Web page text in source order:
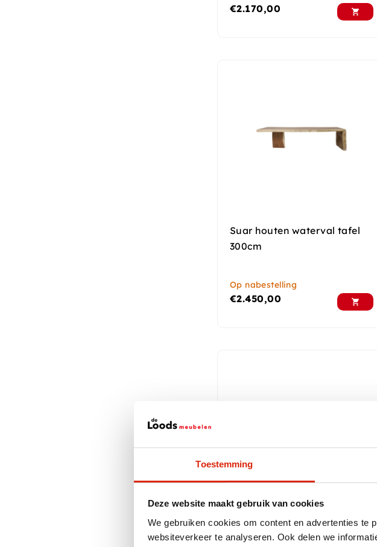
Toestemming
Deze website maakt gebruik van cookies
We gebruiken cookies om content en advertenties te
websiteverkeer te analyseren. Ook delen we
€2.170,00
Suar houten waterval tafel
300cm
Op nabestelling
€2.450,00
Ronde Massieve Teak Houten
Eettafel 160 cm met Witte